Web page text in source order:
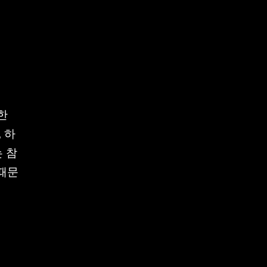
하
참
문